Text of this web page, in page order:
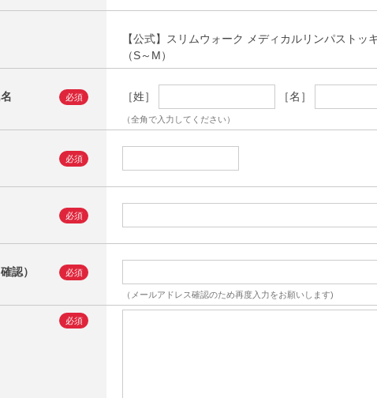
【公式】スリムウォーク メディカルリンパストッ
（S～M）
［姓］ ［名］
（全角で入力してください）
認）
（メールアドレス確認のため再度入力をお願いします)